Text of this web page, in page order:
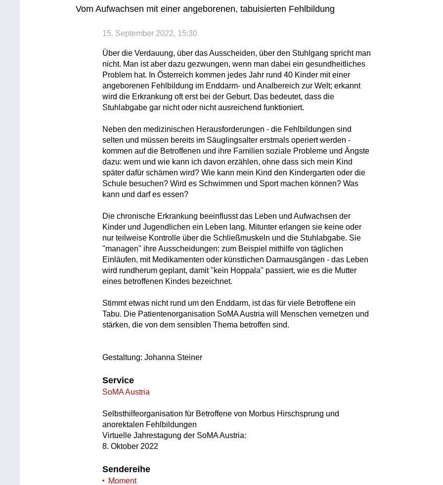
Vom Aufwachsen mit einer angeborenen, tabuisierten Fehlbildung
15. September 2022, 15:30
Über die Verdauung, über das Ausscheiden, über den Stuhlgang spricht man
nicht. Man ist aber dazu gezwungen, wenn man dabei ein gesundheitliches
Problem hat. In Österreich kommen jedes Jahr rund 40 Kinder mit einer
angeborenen Fehlbildung im Enddarm- und Analbereich zur Welt; erkannt
wird die Erkrankung oft erst bei der Geburt. Das bedeutet, dass die
Stuhlabgabe gar nicht oder nicht ausreichend funktioniert.
Neben den medizinischen Herausforderungen - die Fehlbildungen sind
selten und müssen bereits im Säuglingsalter erstmals operiert werden -
kommen auf die Betroffenen und ihre Familien soziale Probleme und Ängste
dazu: wem und wie kann ich davon erzählen, ohne dass sich mein Kind
später dafür schämen wird? Wie kann mein Kind den Kindergarten oder die
Schule besuchen? Wird es Schwimmen und Sport machen können? Was
kann und darf es essen?
Die chronische Erkrankung beeinflusst das Leben und Aufwachsen der
Kinder und Jugendlichen ein Leben lang. Mitunter erlangen sie keine oder
nur teilweise Kontrolle über die Schließmuskeln und die Stuhlabgabe. Sie
"managen" ihre Ausscheidungen: zum Beispiel mithilfe von täglichen
Einläufen, mit Medikamenten oder künstlichen Darmausgängen - das Leben
wird rundherum geplant, damit "kein Hoppala" passiert, wie es die Mutter
eines betroffenen Kindes bezeichnet.
Stimmt etwas nicht rund um den Enddarm, ist das für viele Betroffene ein
Tabu. Die Patientenorganisation SoMA Austria will Menschen vernetzen und
stärken, die von dem sensiblen Thema betroffen sind.
Gestaltung: Johanna Steiner
Service
SoMA Austria
Selbsthilfeorganisation für Betroffene von Morbus Hirschsprung und
anorektalen Fehlbildungen
Virtuelle Jahrestagung der SoMA Austria:
8. Oktober 2022
Sendereihe
Moment